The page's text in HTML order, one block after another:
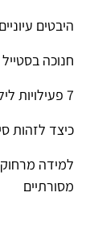
היבטים
חנוכה
7 פעילויות לילדים שיעודדו חשיבה יצירתית מחוץ לקופסא
כיצד לזהות
למידה מרחוק
מסורתיים